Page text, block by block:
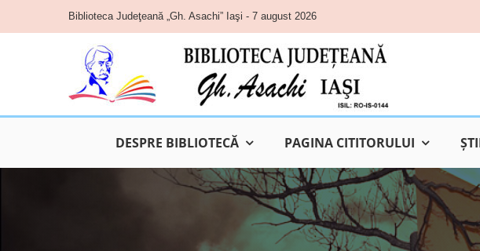
content
Biblioteca Judeţeană „Gh. Asachi” Iaşi - 7 august 2026
DESPRE BIBLIOTECĂ PAGINA CITITORULUI